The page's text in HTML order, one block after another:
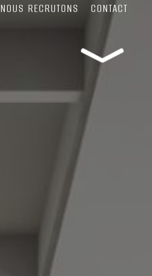
NOUS RECRUTONS CONTACT